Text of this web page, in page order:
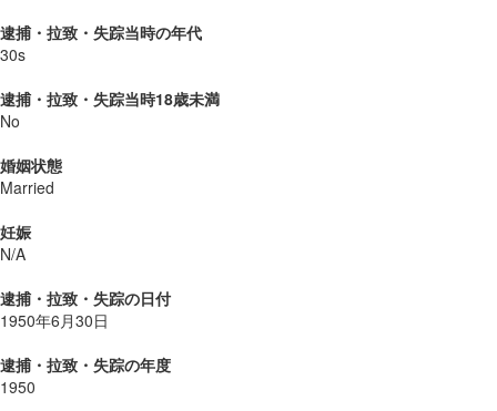
逮捕・拉致・失踪当時の年代
30s
逮捕・拉致・失踪当時18歳未満
No
婚姻状態
Married
妊娠
N/A
逮捕・拉致・失踪の日付
1950年6月30日
逮捕・拉致・失踪の年度
1950